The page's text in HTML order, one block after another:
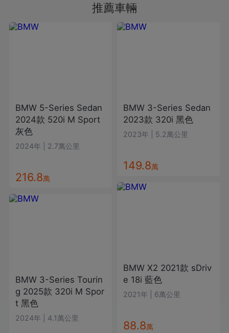
推薦車輛
BMW 5-Series Sedan
2024款 520i M Sport
灰色
2024年 2.7萬公里
216.8萬
BMW 3-Series Tourin
g 2025款 320i M Spor
t 黑色
2024年 4.1萬公里
BMW 3-Series Sedan
2023款 320i 黑色
2023年 5.2萬公里
149.8萬
BMW X2 2021款 sDriv
e 18i 藍色
2021年 6萬公里
88.8萬